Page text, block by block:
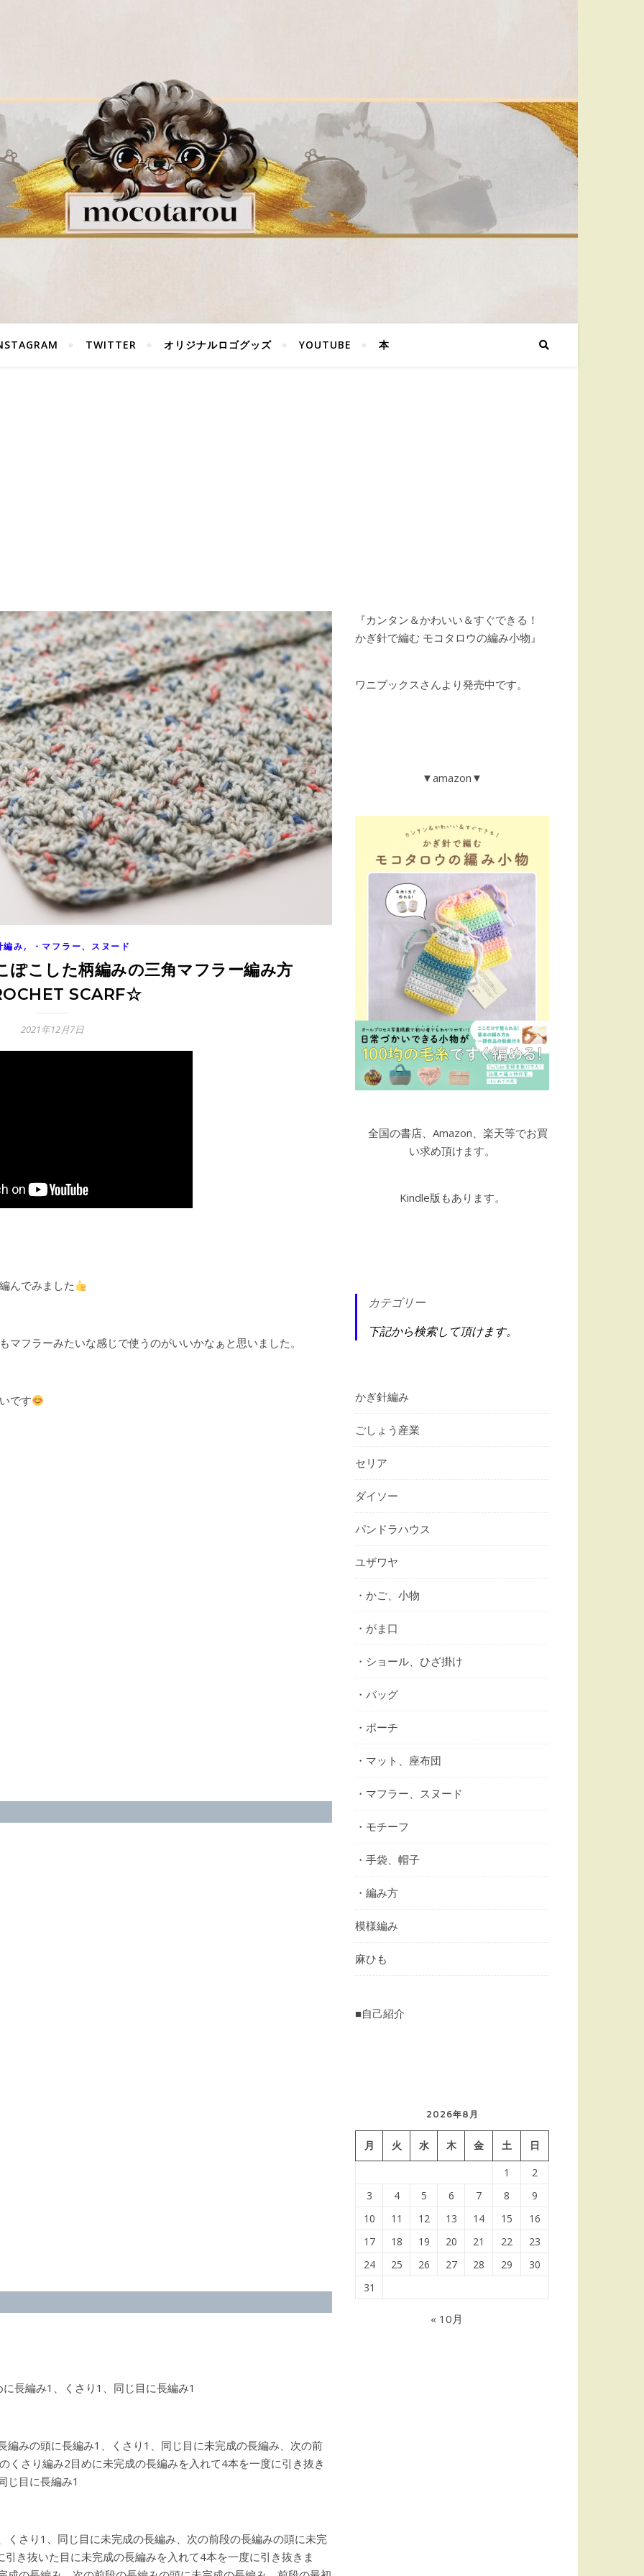
TWITTER オリジナルロゴグッズ YOUTUBE 本
編み, ・マフラー、スヌード
ぽこした柄編みの三角マフラー編み方
SCARF☆
2021年12月7日
んでみました
フラーみたいな感じで使うのがいいかなぁと思いました。
です
長編み1、くさり1、同じ目に長編み1
みの頭に長編み1、くさり1、同じ目に未完成の長編み、次の前
くさり編み2目めに未完成の長編みを入れて4本を一度に引き抜き
じ目に長編み1
さり1、同じ目に未完成の長編み、次の前段の長編みの頭に未完
き抜いた目に未完成の長編みを入れて4本を一度に引き抜きま
『カンタン＆かわいい＆すぐできる！
かぎ針で編む モコタロウの編み小物』
ワニブックスさんより発売中です。
▼amazon▼
全国の書店、Amazon、楽天等でお買
い求め頂けます。
Kindle版もあります。
カテゴリー
下記から検索して頂けます。
かぎ針編み
ごしょう産業
セリア
ダイソー
パンドラハウス
ユザワヤ
・かご、小物
・がま口
・ショール、ひざ掛け
・バッグ
・ポーチ
・マット、座布団
・マフラー、スヌード
・モチーフ
・手袋、帽子
・編み方
模様編み
麻ひも
■自己紹介
2026年8月
月 火 水 木 金 土 日
1
2
3
4 5 6 7 8
9
10
11 12 13 14 15
16
17
18 19 20 21 22
23
24
25 26 27 28 29
30
31
« 10月